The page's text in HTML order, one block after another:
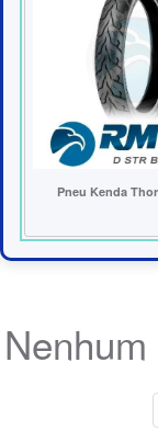
Pneu Kenda